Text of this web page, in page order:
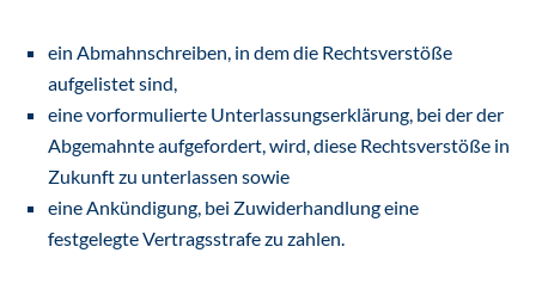
ein Abmahnschreiben, in dem die Rechtsverstöße
aufgelistet sind,
eine vorformulierte Unterlassungserklärung, bei der der
Abgemahnte aufgefordert, wird, diese Rechtsverstöße in
Zukunft zu unterlassen sowie
eine Ankündigung, bei Zuwiderhandlung eine
festgelegte Vertragsstrafe zu zahlen.